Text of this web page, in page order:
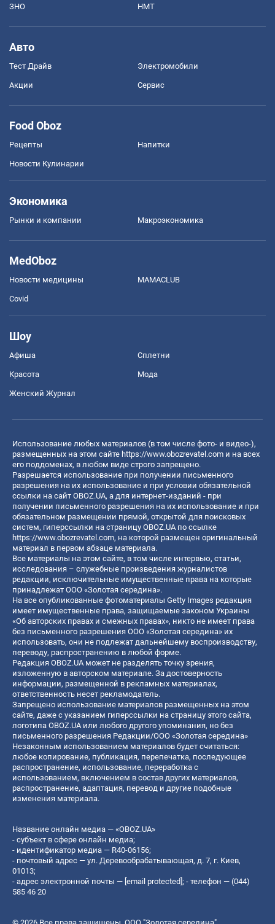
ЗНО НМТ
Авто
Тест Драйв Электромобили
Акции Сервис
Food Oboz
Рецепты Напитки
Новости Кулинарии
Экономика
Рынки и компании Mакроэкономика
MedOboz
Новости медицины MAMACLUB
Covid
Шоу
Афиша Сплетни
Красота Мода
Женский Журнал
Использование любых материалов (в том числе фото- и видео-),
размещенных на этом сайте https://www.obozrevatel.com и на всех
его поддоменах, в любом виде строго запрещено.
Разрешается использование при получении письменного
разрешения на их использование и при условии обязательной
ссылки на сайт OBOZ.UA, а для интернет-изданий - при
получении письменного разрешения на их использование и при
обязательном размещении прямой, открытой для поисковых
систем, гиперссылки на страницу OBOZ.UA по ссылке
https://www.obozrevatel.com, на которой размещен оригинальный
материал в первом абзаце материала.
Все материалы на этом сайте, в том числе интервью, статьи,
исследования – служебные произведения журналистов
редакции, исключительные имущественные права на которые
принадлежат ООО «Золотая середина».
На все опубликованные фотоматериалы Getty Images редакция
имеет имущественные права, защищаемые законом Украины
«Об авторских правах и смежных правах», никто не имеет права
без письменного разрешения ООО «Золотая середина» их
использовать, они не подлежат дальнейшему воспроизводству,
переводу, распространению в любой форме.
Редакция OBOZ.UA может не разделять точку зрения,
изложенную в авторском материале. За достоверность
информации, размещенной в рекламных материалах,
ответственность несет рекламодатель.
Запрещено использование материалов размещенных на этом
сайте, даже с указанием гиперссылки на страницу этого сайта,
логотипа OBOZ.UA или любого другого упоминания, но без
письменного разрешения Редакции/ООО «Золотая середина»
Незаконным использованием материалов будет считаться:
любое копирование, публикация, перепечатка, последующее
распространение, использование, переработка с
использованием, включением в состав других материалов,
распространение, адаптация, перевод и другие подобные
изменения материала.
Название онлайн медиа — «OBOZ.UA»
- субъект в сфере онлайн медиа;
- идентификатор медиа — R40-06156;
- почтовый адрес — ул. Деревообрабатывающая, д. 7, г. Киев,
01013;
- адрес электронной почты — [email protected] ; - телефон — (044)
585 46 20